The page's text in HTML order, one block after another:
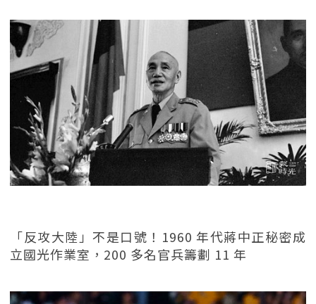
「反攻大陸」不是口號！1960 年代蔣中正秘密成
立國光作業室，200 多名官兵籌劃 11 年